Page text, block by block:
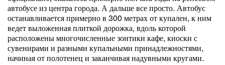
автобусе из центра города. А дальше все просто. Автобус
останавливается примерно в 300 метрах от купален, к ним
ведет выложенная плиткой дорожка, вдоль которой
расположены многочисленные зонтики кафе, киоски с
сувенирами и разными купальными принадлежностями,
начиная от полотенец и заканчивая надувными кругами.